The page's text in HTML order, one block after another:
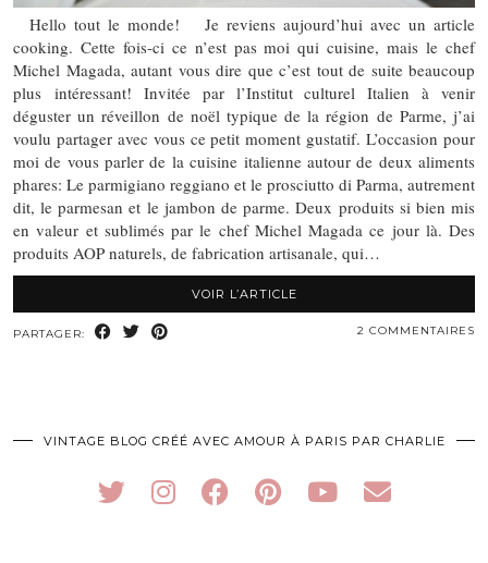
Hello tout le monde! Je reviens aujourd’hui avec un article
cooking. Cette fois-ci ce n’est pas moi qui cuisine, mais le chef
Michel Magada, autant vous dire que c’est tout de suite beaucoup
plus intéressant! Invitée par l’Institut culturel Italien à venir
déguster un réveillon de noël typique de la région de Parme, j’ai
voulu partager avec vous ce petit moment gustatif. L’occasion pour
moi de vous parler de la cuisine italienne autour de deux aliments
phares: Le parmigiano reggiano et le prosciutto di Parma, autrement
dit, le parmesan et le jambon de parme. Deux produits si bien mis
en valeur et sublimés par le chef Michel Magada ce jour là. Des
produits AOP naturels, de fabrication artisanale, qui…
VOIR L’ARTICLE
PARTAGER: 2 COMMENTAIRES
VINTAGE BLOG CRÉÉ AVEC AMOUR À PARIS PAR CHARLIE